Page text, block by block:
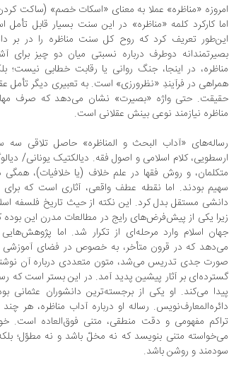
امروزه «مناظره» عملا به معنای «اسکات خصم» (ساکت
اما کارکرد کلمه «مناظره» در این سنت بسیار قابل
این‌طور تعریف کرد که روح کل سنت مناظره را در بر
بصیرتمندانه دوطرف درباره نسبتی میان دو چیز
مناظره، در اینجا، جنگ روانی یا رقابت خطابی نیست؛
همراهی در فرآیندِ «نظرورزی» است. به تعبیری دیگر
حقیقت. حتی واژه «بصیرت» نشان می‌دهد که صرف
مناظره نیازمند نوعی بینش عقلانی است.
رساله‌های «آداب البحث و المناظره» حاصل تلاقی
ارسطویی، کلام اسلامی و اصول فقه. دیالکتیک یونانی/
متکلمان، و روش فقها در علم خلاف (یا خلافیات)،
سهیم بودند. اما نقطه عطف واقعی، آثاری است که برای
دانشی مستقل بدل کرد. این نکته از حیث تاریخ فلسفه
زیرا یکی از پیش‌فرض‌های رایج در مطالعات مدرن این
جهان اسلام وارد مرحله‌ای از تکرار شد. اما
می‌دهد که در قرون متأخر، به‌ خصوص در فضای آموزشی
‌صورت جدی تدریس می‌شد، متون متعددی درباره آن
گسترده‌ای بر آثار پیشین پدید آمد. در این بستر است که
پیدا می‌کند. او یکی از برجسته‌ترین دانشوران عثمانی
دائره‌المعارف‌نویس. رساله‌ او درباره‌ آداب مناظره، هر
تراکم مفهومی و دقت منطقی، متنی فوق‌العاده است.
می‌خواسته متنی بنویسد که نه مخلّ باشد و نه مطوّل؛
سودمند و روشن باشد.